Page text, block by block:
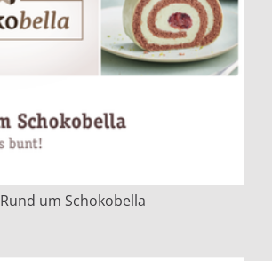
Rund um Schokobella